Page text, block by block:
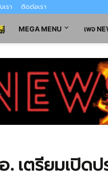
เรา ติดต่อเรา
MEGA MENU เพจ
. เตรียมเปิด